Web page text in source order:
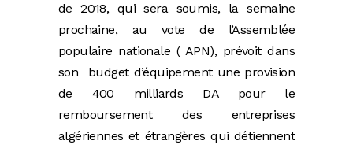
de 2018, qui sera soumis, la semaine
prochaine, au vote de l’Assemblée
populaire nationale ( APN), prévoit dans
son budget d’équipement une provision
de 400 milliards DA pour le
remboursement des entreprises
algériennes et étrangères qui détiennent